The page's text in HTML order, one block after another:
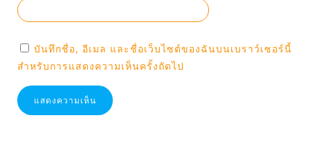
บันทึกชื่อ, อีเมล และชื่อเว็บไซต์ของฉันบนเบราว์เซอร์นี้
สำหรับการแสดงความเห็นครั้งถัดไป